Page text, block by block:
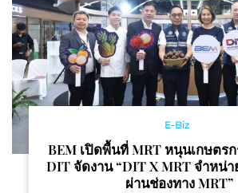
E-Biz
BEM เปิดพื้นที่ MRT หนุนเกษตร
DIT จัดงาน “DIT X MRT จำหน่
ผ่านช่องทาง MRT”